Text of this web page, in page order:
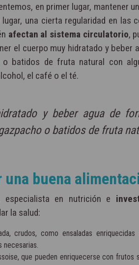
en primer lugar, mantener
una cierta regularidad en las
afectan al sistema circulatorio,
el cuerpo muy hidratado y beber
batidos de fruta natural con
el café o el té.
y beber agua de
o batidos de fruta
buena
especialista en nutrición e
la salud:
crudos, como ensaladas
que pueden enriquecerse con frutos